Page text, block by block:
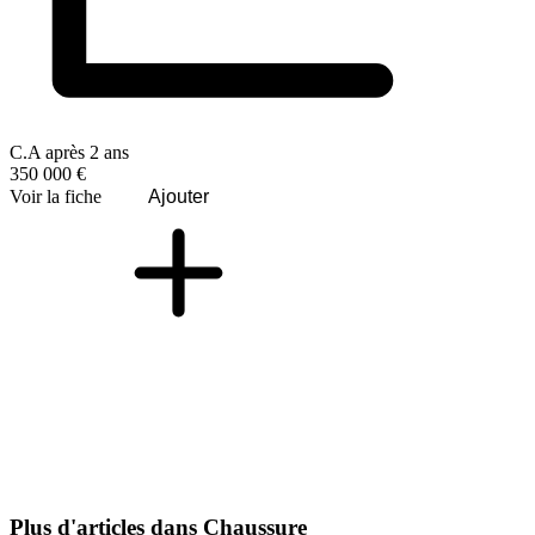
C.A après 2 ans
350 000 €
Voir la fiche
Ajouter
Plus d'articles dans Chaussure